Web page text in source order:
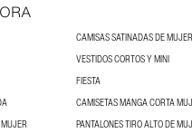
CAMISAS SATINADAS DE MUJER
VESTIDOS CORTOS Y MINI
FIESTA
CAMISETAS MANGA CORTA
PANTALONES TIRO ALTO DE